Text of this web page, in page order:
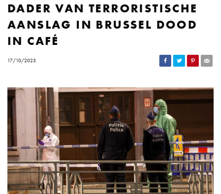
DADER VAN TERRORISTISCHE
AANSLAG IN BRUSSEL DOOD
IN CAFÉ
17/10/2023